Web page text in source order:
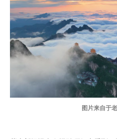
图片来自于